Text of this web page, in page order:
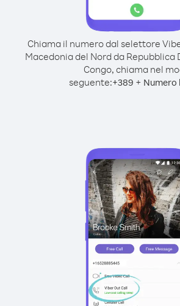
Chiama il numero dal selettore
Macedonia del Nord da Repubblica
Congo, chiama nel
seguente:+389 + Numero